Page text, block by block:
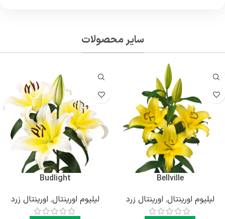
سایر محصولات
Bellville
لیلیوم اورینتال, اورینتال زرد
Budlight
لیلیوم اورینتال, اورینتال زرد